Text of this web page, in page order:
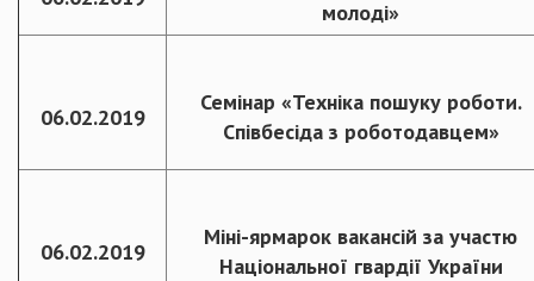
молоді»
06.02.2019
Семінар «Техніка пошуку роботи.
Співбесіда з роботодавцем»
06.02.2019
Міні-ярмарок вакансій за участю
Національної гвардії України